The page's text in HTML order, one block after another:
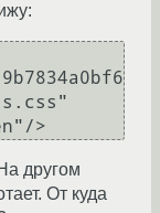
другом
От куда